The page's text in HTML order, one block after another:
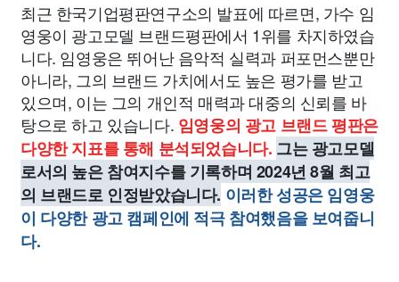
최근 한국기업평판연구소의 발표에 따르면, 가수 임
영웅이 광고모델 브랜드평판에서 1위를 차지하였습
니다. 임영웅은 뛰어난 음악적 실력과 퍼포먼스뿐만
아니라, 그의 브랜드 가치에서도 높은 평가를 받고
있으며, 이는 그의 개인적 매력과 대중의 신뢰를 바
탕으로 하고 있습니다. 임영웅의 광고 브랜드 평판은
다양한 지표를 통해 분석되었습니다. 그는 광고모델
로서의 높은 참여지수를 기록하며 2024년 8월 최고
의 브랜드로 인정받았습니다. 이러한 성공은 임영웅
이 다양한 광고 캠페인에 적극 참여했음을 보여줍니
다.